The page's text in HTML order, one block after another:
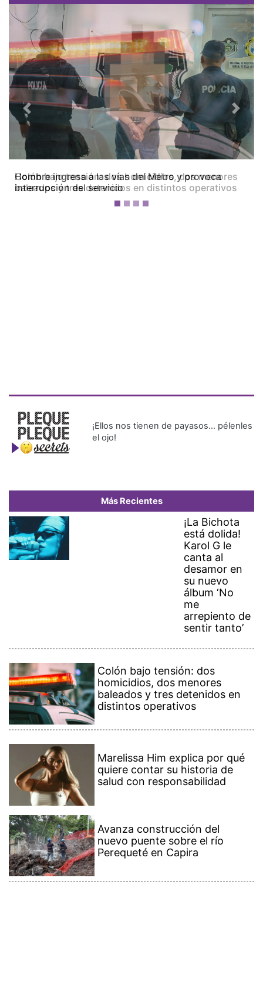
Colón bajo tensión: dos homicidios, dos menores
baleados y tres detenidos en distintos operativos
Previous Next
¡Ellos nos tienen de payasos… pélenles
el ojo!
Más Recientes
¡La Bichota
está dolida!
Karol G le
canta al
desamor en
su nuevo
álbum ‘No
me
arrepiento de
sentir tanto’
Colón bajo tensión: dos
homicidios, dos menores
baleados y tres detenidos en
distintos operativos
Marelissa Him explica por qué
quiere contar su historia de
salud con responsabilidad
Avanza construcción del
nuevo puente sobre el río
Perequeté en Capira